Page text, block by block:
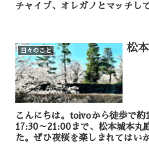
チャイブ、オレガノとマッチし
日々のこと 松
こんにちは。toivoから徒歩で約
17:30～21:00まで、松本城本丸
た。ぜひ夜桜を楽しまれてはい